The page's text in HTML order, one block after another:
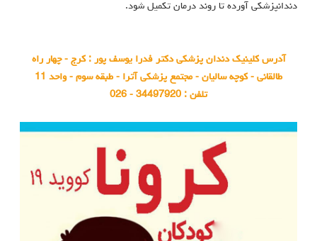
دندانپزشکی آورده تا روند درمان تکمیل شود.
آدرس کلینیک دندان پزشکی دکتر فدرا یوسف پور : کرج - چهار راه
طالقانی - کوچه سالیان - مجتمع پزشکی آترا - طبقه سوم - واحد 11
تلفن : 34497920 - 026